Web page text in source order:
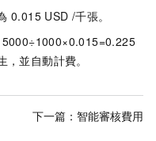
0.015 USD /千張。
，並自動計費。
下一篇： 智能審核費用